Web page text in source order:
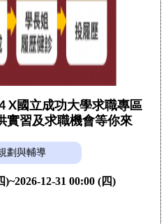
X國立成功大學求職專區
實習及求職機會等你來
劃與輔導
)~2026-12-31 00:00 (四)